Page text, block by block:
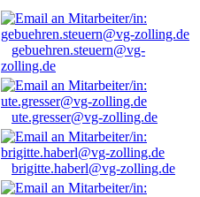
gebuehren.steuern@vg-
zolling.de
ute.gresser@vg-zolling.de
brigitte.haberl@vg-zolling.de